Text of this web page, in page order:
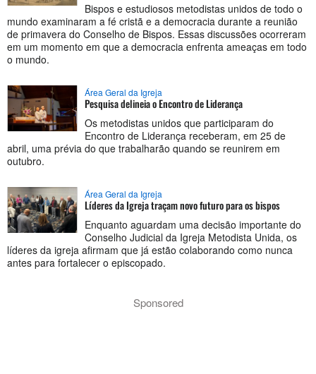
Bispos e estudiosos metodistas unidos de todo o
mundo examinaram a fé cristã e a democracia durante a reunião
de primavera do Conselho de Bispos. Essas discussões ocorreram
em um momento em que a democracia enfrenta ameaças em todo
o mundo.
Área Geral da Igreja
Pesquisa delineia o Encontro de Liderança
Os metodistas unidos que participaram do
Encontro de Liderança receberam, em 25 de
abril, uma prévia do que trabalharão quando se reunirem em
outubro.
Área Geral da Igreja
Líderes da Igreja traçam novo futuro para os bispos
Enquanto aguardam uma decisão importante do
Conselho Judicial da Igreja Metodista Unida, os
líderes da igreja afirmam que já estão colaborando como nunca
antes para fortalecer o episcopado.
Sponsored